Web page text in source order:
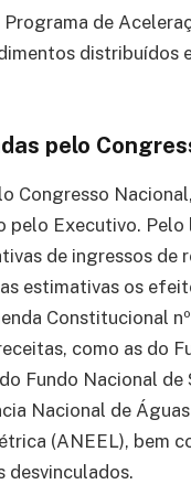
de
distribuídos
pelo
Congresso
pelo Executivo.
de ingressos
estimativas os
Constitucional
como as do
Fundo Nacional
Nacional de
(ANEEL), bem
desvinculados.